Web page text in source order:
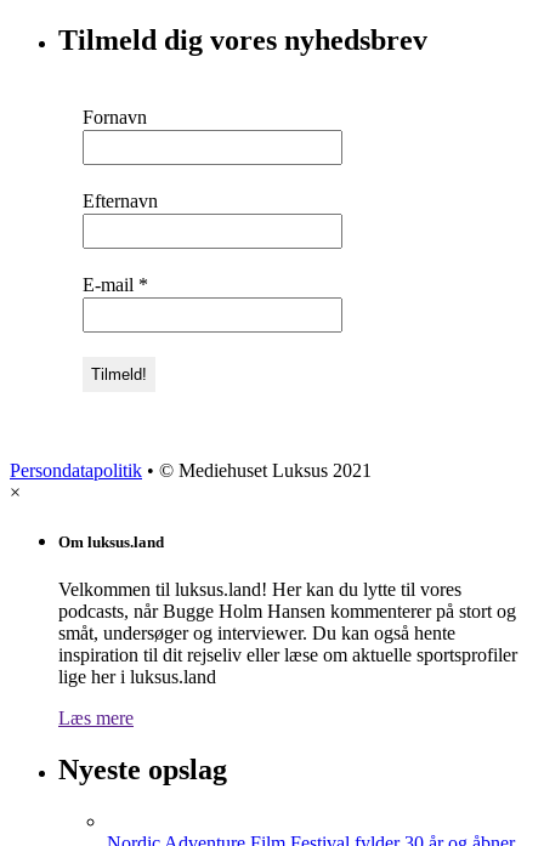
Tilmeld dig vores nyhedsbrev
Fornavn
Efternavn
E-mail *
Persondatapolitik • © Mediehuset Luksus 2021
×
Om luksus.land
Velkommen til luksus.land! Her kan du lytte til vores
podcasts, når Bugge Holm Hansen kommenterer på stort og
småt, undersøger og interviewer. Du kan også hente
inspiration til dit rejseliv eller læse om aktuelle sportsprofiler
lige her i luksus.land
Læs mere
Nyeste opslag